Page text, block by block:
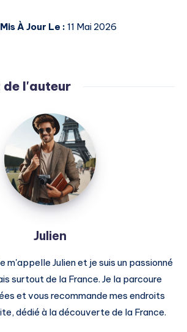
Mis À Jour Le : 11 Mai 2026
de l'auteur
Julien
Julien
m'appelle Julien et je suis un passionné
surtout de la France. Je la parcoure
et vous recommande mes endroits
dédié à la découverte de la France.